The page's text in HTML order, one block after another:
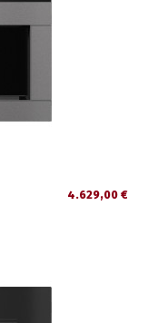
4.629,00 €